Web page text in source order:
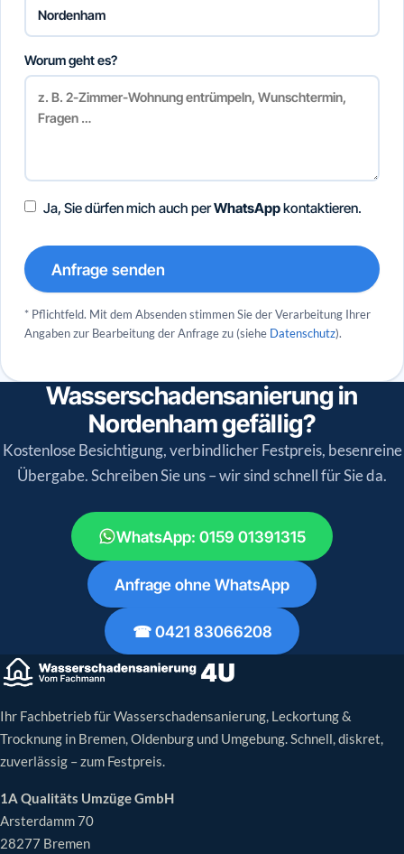
Worum geht es?
Ja, Sie dürfen mich auch perWhatsAppkontaktieren.
Anfrage senden
* Pflichtfeld. Mit dem Absenden stimmen Sie der Verarbeitung Ihrer
Angaben zur Bearbeitung der Anfrage zu (siehe Datenschutz).
Wasserschadensanierung in
Nordenham gefällig?
Kostenlose Besichtigung, verbindlicher Festpreis, besenreine
Übergabe. Schreiben Sie uns – wir sind schnell für Sie da.
WhatsApp: 0159 01391315
Anfrage ohne WhatsApp
☎ 0421 83066208
Ihr Fachbetrieb für Wasserschadensanierung, Leckortung &
Trocknung in Bremen, Oldenburg und Umgebung. Schnell, diskret,
zuverlässig – zum Festpreis.
1A Qualitäts Umzüge GmbH
Arsterdamm 70
28277 Bremen